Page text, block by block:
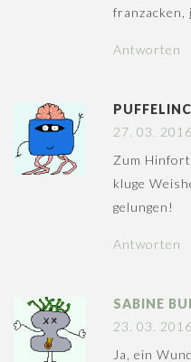
franzacken,
Antworten
27. 03.
Zum
kluge
gelungen!
Antworten
SABINE
23. 03.
Ja, ein